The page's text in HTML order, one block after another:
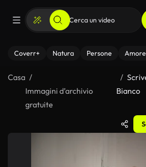
Coverr+ Natura Persone Amore
Casa
Immagini d’archivio
gratuite
Bianco